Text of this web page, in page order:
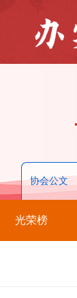
协会公文
光荣榜